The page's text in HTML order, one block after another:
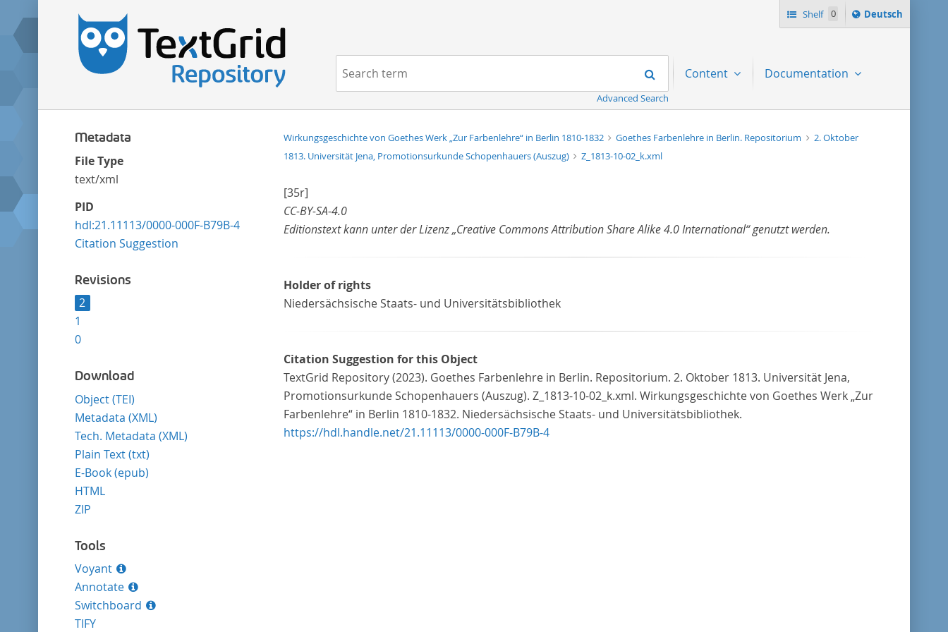
Shelf 0
Sprache
ï¿½ndern
Deutsch
Navigation Search
Advanced Search
Content Documentation
Metadata
File Type
text/xml
PID
hdl:21.11113/0000-000F-B79B-4
Citation Suggestion
Revisions
2
1
0
Download
Object (TEI)
Metadata (XML)
Tech. Metadata (XML)
Plain Text (txt)
E-Book (epub)
HTML
ZIP
Tools
Voyant
Annotate
Switchboard
TIFY
Wirkungsgeschichte von Goethes Werk „Zur Farbenlehre“ in Berlin 1810-1832 Goethes Farbenlehre in Berlin. Repositorium
2. Oktober
1813. Universität Jena, Promotionsurkunde Schopenhauers (Auszug)
Z_1813-10-02_k.xml
[35r]
CC-BY-SA-4.0
Editionstext kann unter der Lizenz „Creative Commons Attribution Share Alike 4.0 International“ genutzt werden.
Holder of rights
Niedersächsische Staats- und Universitätsbibliothek
Citation Suggestion for this Object
TextGrid Repository (2023). Goethes Farbenlehre in Berlin. Repositorium. 2. Oktober 1813. Universität Jena,
Promotionsurkunde Schopenhauers (Auszug). Z_1813-10-02_k.xml. Wirkungsgeschichte von Goethes Werk „Zur
Farbenlehre“ in Berlin 1810-1832. Niedersächsische Staats- und Universitätsbibliothek.
https://hdl.handle.net/21.11113/0000-000F-B79B-4